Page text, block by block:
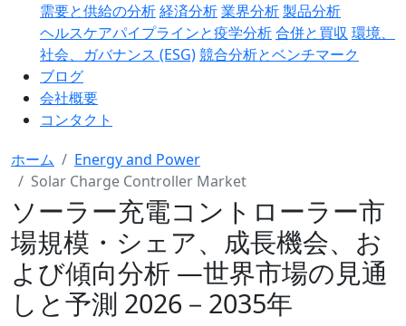
需要と供給の分析経済分析業界分析製品分析
ヘルスケアパイプラインと疫学分析合併と買収 環境、
社会、ガバナンス (ESG)競合分析とベンチマーク
ブログ
会社概要
コンタクト
ホーム
Energy and Power
Solar Charge Controller Market
ソーラー充電コントローラー市
場規模・シェア、成長機会、お
よび傾向分析 ―世界市場の見通
しと予測 2026－2035年